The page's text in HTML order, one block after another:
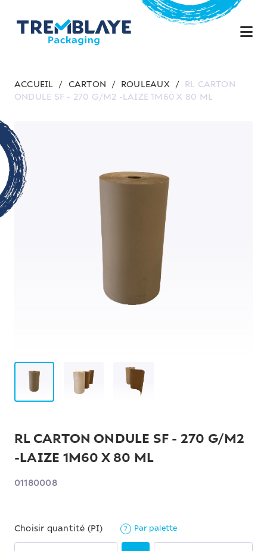
ACCUEIL / CARTON / ROULEAUX /
RL CARTON
ONDULE SF - 270 G/M2 -LAIZE 1M60 X 80 ML
RL CARTON ONDULE SF - 270 G/M2
-LAIZE 1M60 X 80 ML
01180008
Choisir quantité (PI) ? Par palette